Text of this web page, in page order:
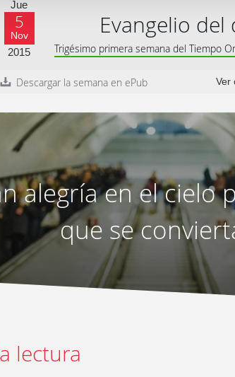
Jue
5
Nov
2015
Evangelio del
Trigésimo primera semana del Tiempo
Descargar la semana en ePub Ver
alegría en el cielo
que se
lectura